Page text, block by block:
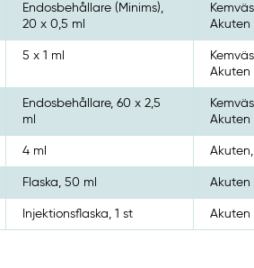
Endosbehållare (Minims),
20 x 0,5 ml
Akuten
5 x 1 ml
Akuten
Endosbehållare, 60 x 2,5
ml
Akuten
4 ml Akuten,
Flaska, 50 ml Akuten
Injektionsflaska, 1 st Akuten